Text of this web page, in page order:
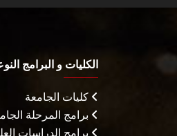
الكليات و البرامج
كليات الجامعة
برامج المرحلة
برامج الدراسات